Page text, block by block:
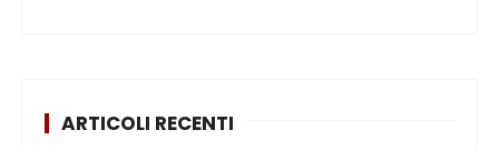
ARTICOLI RECENTI